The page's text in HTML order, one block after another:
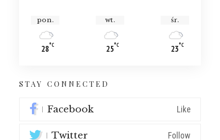
pon.
28°C
wt.
25°C
śr.
23°C
STAY CONNECTED
Facebook Like
Twitter Follow